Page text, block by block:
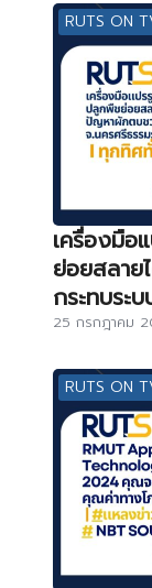
RUTS ON
เครื่องมือ
ย่อยสลาย
กระทบระ
25 กรกฎาคม
RUTS ON